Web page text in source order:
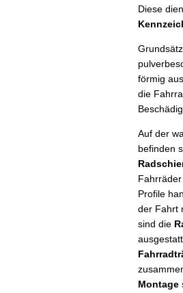
Diese
förmig
die
Auf der
befinden
Profile
der Fahrt
sind die
Montage